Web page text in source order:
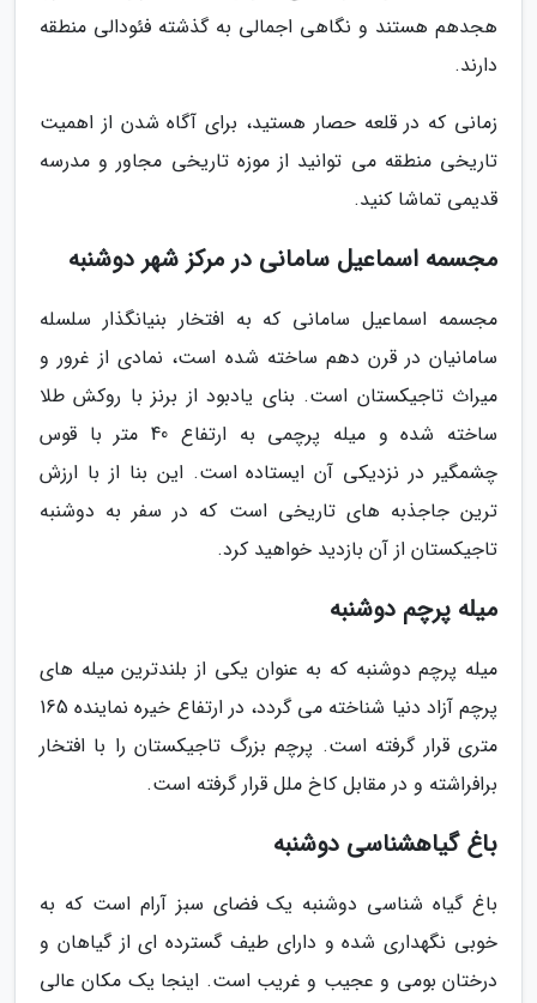
هجدهم هستند و نگاهی اجمالی به گذشته فئودالی منطقه
دارند.
زمانی که در قلعه حصار هستید، برای آگاه شدن از اهمیت
تاریخی منطقه می توانید از موزه تاریخی مجاور و مدرسه
قدیمی تماشا کنید.
مجسمه اسماعیل سامانی در مرکز شهر دوشنبه
مجسمه اسماعیل سامانی که به افتخار بنیانگذار سلسله
سامانیان در قرن دهم ساخته شده است، نمادی از غرور و
میراث تاجیکستان است. بنای یادبود از برنز با روکش طلا
ساخته شده و میله پرچمی به ارتفاع 40 متر با قوس
چشمگیر در نزدیکی آن ایستاده است. این بنا از با ارزش
ترین جاجذبه های تاریخی است که در سفر به دوشنبه
تاجیکستان از آن بازدید خواهید کرد.
میله پرچم دوشنبه
میله پرچم دوشنبه که به عنوان یکی از بلندترین میله های
پرچم آزاد دنیا شناخته می گردد، در ارتفاع خیره نماینده 165
متری قرار گرفته است. پرچم بزرگ تاجیکستان را با افتخار
برافراشته و در مقابل کاخ ملل قرار گرفته است.
باغ گیاهشناسی دوشنبه
باغ گیاه شناسی دوشنبه یک فضای سبز آرام است که به
خوبی نگهداری شده و دارای طیف گسترده ای از گیاهان و
درختان بومی و عجیب و غریب است. اینجا یک مکان عالی